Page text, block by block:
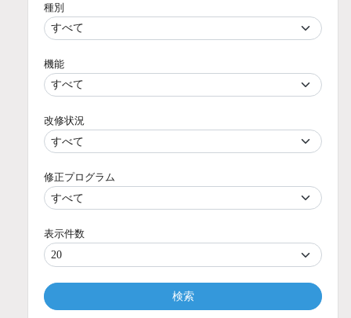
種別
機能
改修状況
修正プログラム
表示件数
検索